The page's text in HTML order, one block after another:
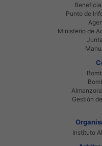
Punto de
Ministerio de
Gestión
Instituto